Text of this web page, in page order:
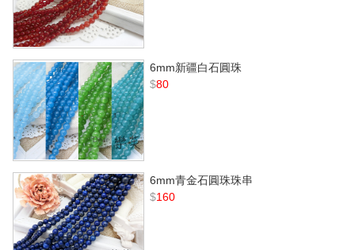
6mm新疆白石圓珠
$80
6mm青金石圓珠珠串
$160